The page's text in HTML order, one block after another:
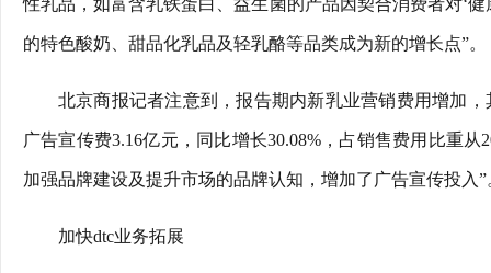
性乳品，如富含乳铁蛋白、益生菌的产品因契合消费者对‘
的特色酸奶、甜品化乳品及轻乳酪等品类成为新的增长点”。
北京商报记者注意到，报告期内新乳业营销费用增加
广告宣传费3.16亿元，同比增长30.08%，占销售费用比重
加强品牌建设及提升市场的品牌认知，增加了广告宣传投入”
加快dtc业务拓展